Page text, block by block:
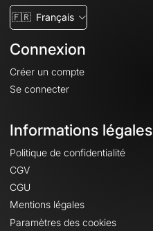
🇫🇷 Français
Connexion
Créer un compte
Se connecter
Informations légales
Politique de confidentialité
CGV
CGU
Mentions légales
Paramètres des cookies